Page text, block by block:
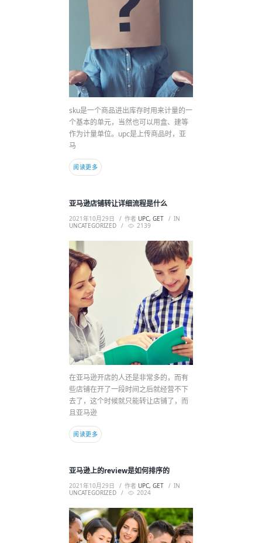
sku是一个商品进出库存时用来计量的一
个基本的单元，当然也可以用盒、建等
作为计量单位。upc是上传商品时，亚
马
阅读更多
亚马逊店铺转让详细流程是什么
2021年10月29日 作者 UPC, GET
IN
UNCATEGORIZED
2139
在亚马逊开店的人还是非常多的，而有
些店铺在开了一段时间之后就经营不下
去了，这个时候就只能转让店铺了，而
且亚马逊
阅读更多
亚马逊上的review是如何排序的
2021年10月29日 作者 UPC, GET
IN
UNCATEGORIZED
2024